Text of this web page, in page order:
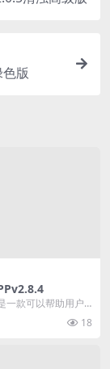
版
一款可以帮助用户
试的手机APP平
了科...
18